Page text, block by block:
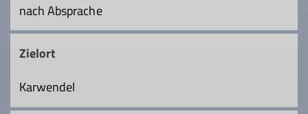
nach Absprache
Zielort
Karwendel